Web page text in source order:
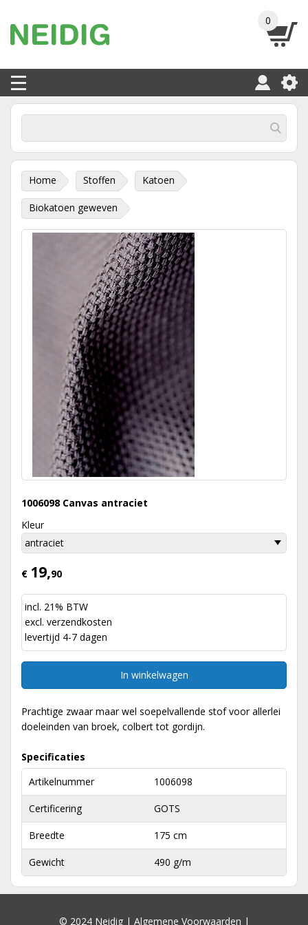
0
Home Stoffen Katoen
Biokatoen geweven
1006098 Canvas antraciet
Kleur
€ 19,90
incl. 21% BTW
excl. verzendkosten
levertijd 4-7 dagen
In winkelwagen
Prachtige zwaar maar wel soepelvallende stof voor allerlei
doeleinden van broek, colbert tot gordijn.
Specificaties
Artikelnummer
1006098
Certificering GOTS
Breedte 175 cm
Gewicht 490 g/m
© 2024 Neidig | Algemene Voorwaarden |